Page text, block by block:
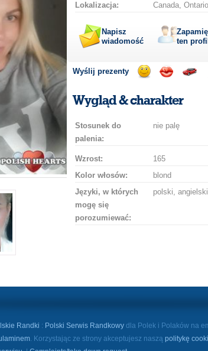
Lokalizacja:
Canada,
Napisz
wiadomość
ten profil
Wyślij prezenty
uśmiechbuziaka
Wygląd & charakter
Stosunek do
palenia:
nie palę
Wzrost:
165
Kolor włosów:
blond
Języki, w których
mogę się
porozumiewać:
polski, angielski
Randki : Polski Serwis Randkowy dla Polek i Polaków na
. Korzystając ze strony akceptujesz naszą politykę